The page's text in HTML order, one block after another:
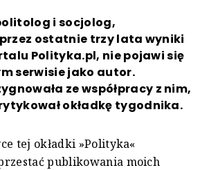
i socjolog,
ostatnie trzy lata wyniki
Polityka.pl, nie pojawi się
serwisie jako autor.
ze współpracy z nim,
okładkę tygodnika.
tej okładki »Polityka«
publikowania moich